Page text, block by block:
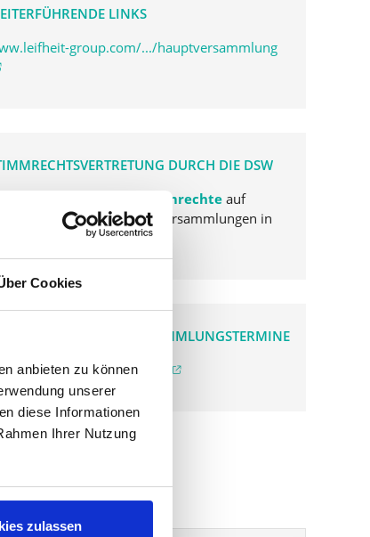
Cookies
anbieten zu können
unserer
diese Informationen
Ihrer Nutzung
zulassen
LINKS
group.com/.../hauptversammlung
DURCH DIE DSW
DSW vertritt Ihre Stimmrechteauf
wichtigen Hauptversammlungen in
HAUPTVERSAMMLUNGSTERMINE